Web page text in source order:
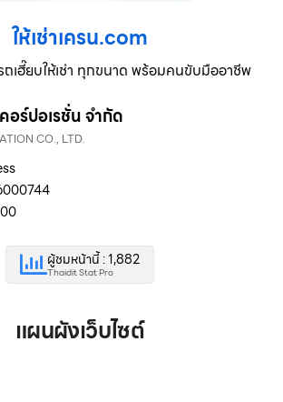
ให้เช่าเครน.com
ถเฮี๊ยบให้เช่า ทุกขนาด พร้อมคนขับมืออาชีพ
ร์ปอเรชั่น จำกัด
CO., LTD.
ผู้ชมหน้านี้ : 1,882
Thaidit Stat Pro
แผนผังเว็บไซต์